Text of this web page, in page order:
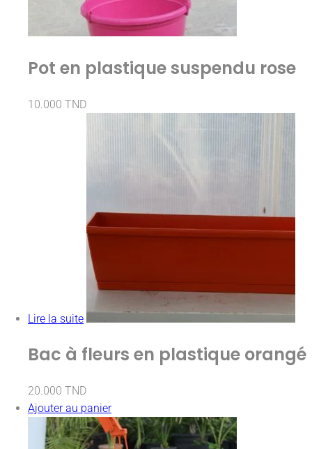
Pot en plastique suspendu rose
10.000 TND
Lire la suite
Bac à fleurs en plastique orangé
20.000 TND
Ajouter au panier